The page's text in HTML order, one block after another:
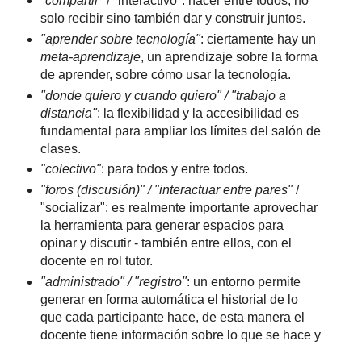
solo recibir sino también dar y construir juntos.
"aprender sobre tecnología": ciertamente hay un
meta-aprendizaje, un aprendizaje sobre la forma
de aprender, sobre cómo usar la tecnología.
"donde quiero y cuando quiero" / "trabajo a
distancia": la flexibilidad y la accesibilidad es
fundamental para ampliar los límites del salón de
clases.
"colectivo": para todos y entre todos.
"foros (discusión)" / "interactuar entre pares"/
"socializar": es realmente importante aprovechar
la herramienta para generar espacios para
opinar y discutir - también entre ellos, con el
docente en rol tutor.
"administrado" / "registro": un entorno permite
generar en forma automática el historial de lo
que cada participante hace, de esta manera el
docente tiene información sobre lo que se hace y